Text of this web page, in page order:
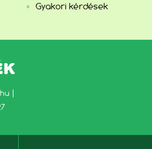
Gyakori kérdések